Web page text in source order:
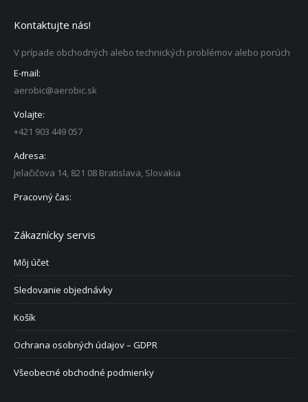
Kontaktujte nás!
V prípade obchodných alebo technických problémov alebo porúch
E-mail:
aerobic@aerobic.sk
Volajte:
+421 903 449 057
Adresa:
Jelačičova 14, 821 08 Bratislava, Slovakia
Pracovný čas:
Zákaznícky servis
Môj účet
Sledovanie objednávky
Košík
Ochrana osobných údajov – GDPR
Všeobecné obchodné podmienky